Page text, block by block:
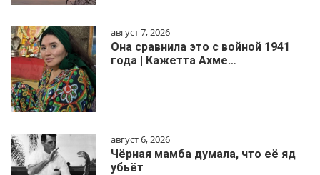
август 7, 2026
Она сравнила это с войной 1941
года | Кажетта Ахме…
август 6, 2026
Чёрная мамба думала, что её яд
убьёт